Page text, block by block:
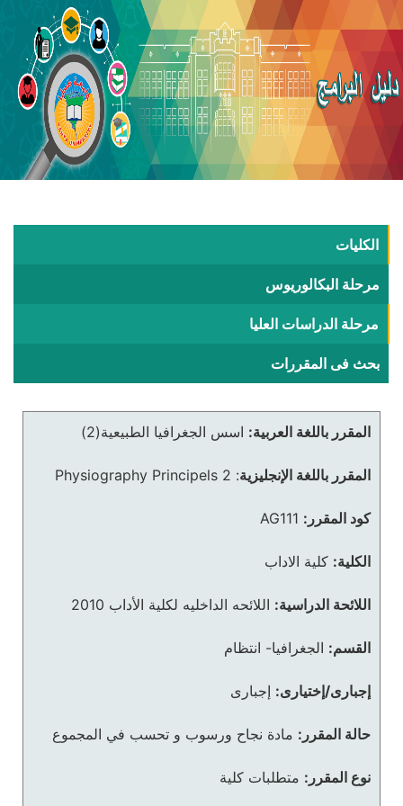
الكليات
مرحلة البكالوريوس
مرحلة الدراسات العليا
بحث فى المقررات
المقرر باللغة العربية: اسس الجغرافيا الطبيعية(2)
المقرر باللغة الإنجليزية:
Physiography Principels 2
كود المقرر: AG111
الكلية: كلية الاداب
اللائحة الدراسية: اللائحه الداخليه لكلية الأداب 2010
القسم: الجغرافيا- انتظام
إجبارى/إختيارى: إجبارى
حالة المقرر: مادة نجاح ورسوب و تحسب في المجموع
نوع المقرر: متطلبات كلية